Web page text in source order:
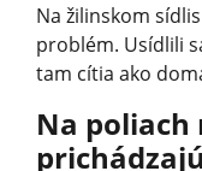
Na žilinskom
problém. Usídlili
tam cítia ako
Na poliach